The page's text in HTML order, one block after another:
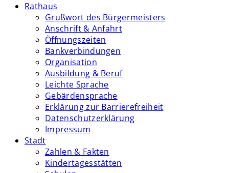
Rathaus
Grußwort des Bürgermeisters
Anschrift & Anfahrt
Öffnungszeiten
Bankverbindungen
Organisation
Ausbildung & Beruf
Leichte Sprache
Gebärdensprache
Erklärung zur Barrierefreiheit
Datenschutzerklärung
Impressum
Stadt
Zahlen & Fakten
Kindertagesstätten